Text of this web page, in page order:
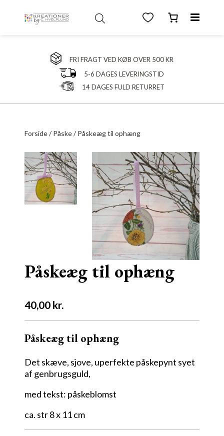
FRI FRAGT VED KØB OVER 500 KR
5-6 DAGES LEVERINGSTID
14 DAGES FULD RETURRET
Forside/ Påske/ Påskeæg til ophæng
Påskeæg til ophæng
40,00 kr.
Påskeæg til ophæng
Det skæve, sjove, uperfekte påskepynt syet
af genbrugsguld,
med tekst: påskeblomst
ca. str 8 x 11 cm